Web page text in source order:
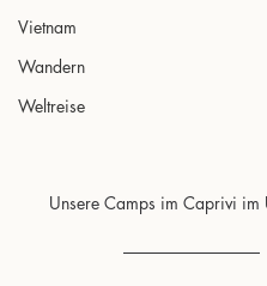
Vietnam
Wandern
Weltreise
Unsere Camps im Caprivi im